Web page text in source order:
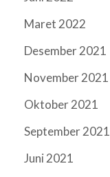
Maret 2022
Desember 2021
November 2021
Oktober 2021
September 2021
Juni 2021